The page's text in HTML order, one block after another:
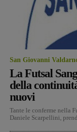
San Giovanni
La Futsal
della
nuovi
Tante le conferme nella
Daniele Scarpellini,